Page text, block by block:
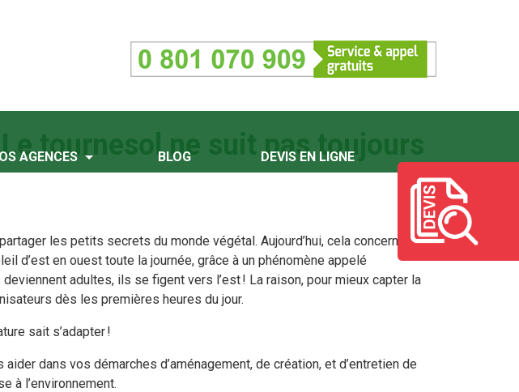
AGENCES BLOG DEVIS EN LIGNE
tournesol ne suit pas toujours
les petits secrets du monde végétal. Aujourd’hui, cela concerne
d’est en ouest toute la journée, grâce à un phénomène appelé
deviennent adultes, ils se figent vers l’est ! La raison, pour mieux capter la
dès les premières heures du jour.
sait s’adapter !
dans vos démarches d’aménagement, de création, et d’entretien de
à l’environnement.